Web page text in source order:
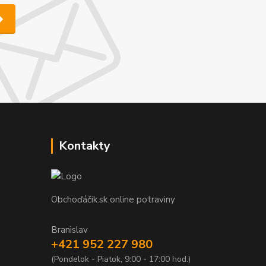
Kontakty
Obchoďáčik.sk online potraviny
Branislav
+421 952 227 980
(Pondelok - Piatok, 9:00 - 17:00 hod.)